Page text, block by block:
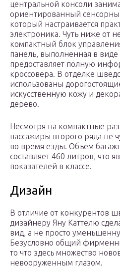
центральной консоли
ориентированный
который настраивается
электроника. Чуть ниже от
компактный блок
панель, выполненная в
предоставляет полную
кроссовера. В отделке
использованы
искусственную кожу и
дерево.
Несмотря на компактные
пассажиры второго ряда не
во время езды. Объем
составляет 460 литров, что
показателей в классе.
Дизайн
В отличие от конкурентов
дизайнеру Яну Каттелю
вид, а не просто
Безусловно общий
то что здесь множество
невооруженным глазом.